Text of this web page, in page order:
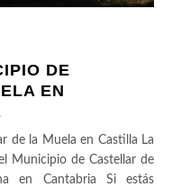
DE
EN
de la Muela en Castilla La
Municipio de Castellar de
en Cantabria Si estás